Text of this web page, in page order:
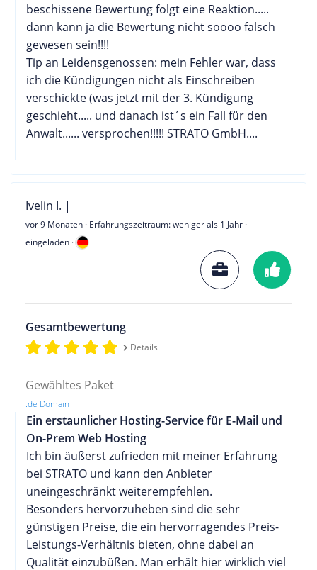
beschissene Bewertung folgt eine Reaktion.....
dann kann ja die Bewertung nicht soooo falsch
gewesen sein!!!!
Tip an Leidensgenossen: mein Fehler war, dass
ich die Kündigungen nicht als Einschreiben
verschickte (was jetzt mit der 3. Kündigung
geschieht..... und danach ist´s ein Fall für den
Anwalt...... versprochen!!!!! STRATO GmbH....
Ivelin I. |
vor 9 Monaten · Erfahrungszeitraum: weniger als 1 Jahr ·
eingeladen ·
Gesamtbewertung
Details
Gewähltes Paket
.de Domain
Ein erstaunlicher Hosting-Service für E-Mail und
On-Prem Web Hosting
Ich bin äußerst zufrieden mit meiner Erfahrung
bei STRATO und kann den Anbieter
uneingeschränkt weiterempfehlen.
Besonders hervorzuheben sind die sehr
günstigen Preise, die ein hervorragendes Preis-
Leistungs-Verhältnis bieten, ohne dabei an
Qualität einzubüßen. Man erhält hier wirklich viel